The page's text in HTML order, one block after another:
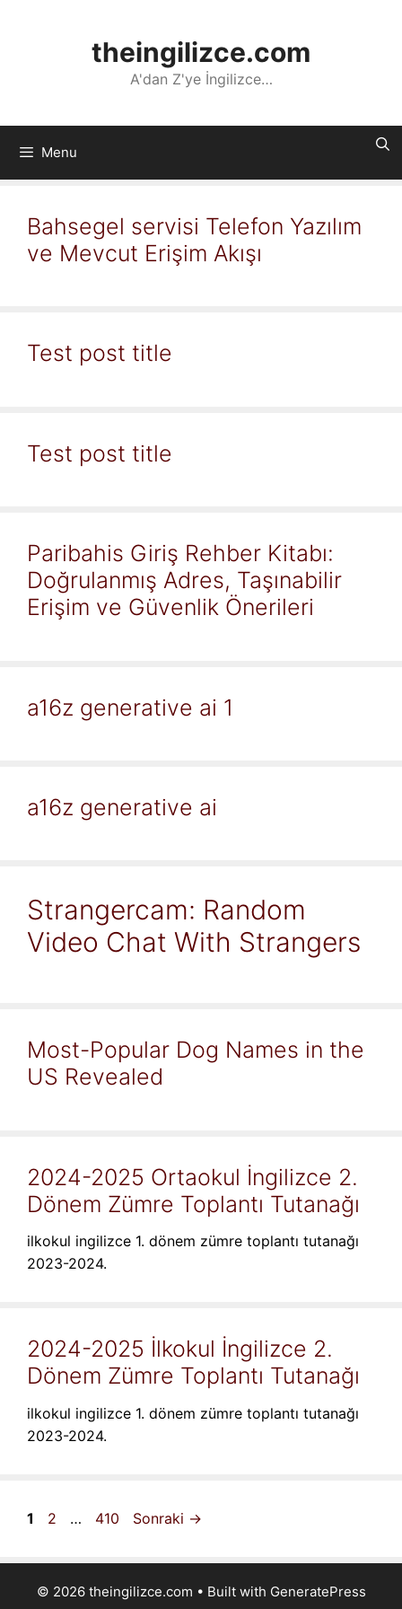
theingilizce.com
A'dan Z'ye İngilizce…
Menu
Bahsegel servisi Telefon Yazılım
ve Mevcut Erişim Akışı
Test post title
Test post title
Paribahis Giriş Rehber Kitabı:
Doğrulanmış Adres, Taşınabilir
Erişim ve Güvenlik Önerileri
a16z generative ai 1
a16z generative ai
Strangercam: Random
Video Chat With Strangers
Most-Popular Dog Names in the
US Revealed
2024-2025 Ortaokul İngilizce 2.
Dönem Zümre Toplantı Tutanağı
ilkokul ingilizce 1. dönem zümre toplantı tutanağı
2023-2024.
2024-2025 İlkokul İngilizce 2.
Dönem Zümre Toplantı Tutanağı
ilkokul ingilizce 1. dönem zümre toplantı tutanağı
2023-2024.
Sayfa
1 Sayfa
2 … Sayfa
410 Sonraki →
© 2026 theingilizce.com • Built with GeneratePress